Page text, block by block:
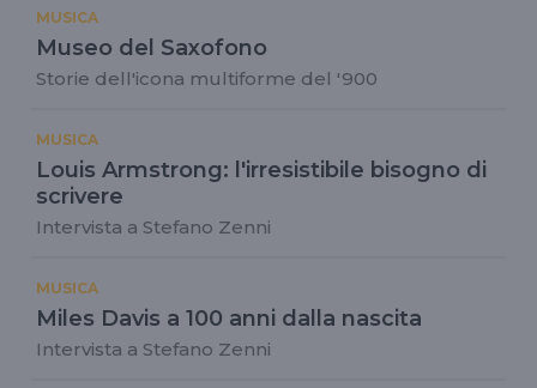
MUSICA
Museo del Saxofono
Storie dell'icona multiforme del '900
MUSICA
Louis Armstrong: l'irresistibile bisogno di
scrivere
Intervista a Stefano Zenni
MUSICA
Miles Davis a 100 anni dalla nascita
Intervista a Stefano Zenni